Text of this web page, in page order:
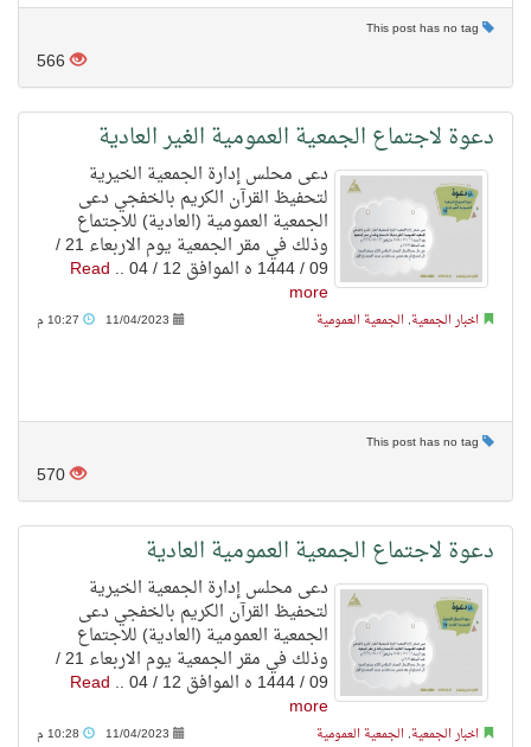
566
دعوة لاجتماع الجمعية العمومية الغير العادية
دعى محلس إدارة الجمعية الخيرية
لتحفيظ القرآن الكريم بالخفجي دعى
الجمعية العمومية (العادية) للاجتماع
وذلك في مقر الجمعية يوم الاربعاء 21 /
09 / 1444 ه الموافق 12 / 04 .. Read
more
اخبار الجمعية, الجمعية العمومية 11/04/2023
570
دعوة لاجتماع الجمعية العمومية العادية
دعى محلس إدارة الجمعية الخيرية
لتحفيظ القرآن الكريم بالخفجي دعى
الجمعية العمومية (العادية) للاجتماع
وذلك في مقر الجمعية يوم الاربعاء 21 /
09 / 1444 ه الموافق 12 / 04 .. Read
more
اخبار الجمعية, الجمعية العمومية 11/04/2023